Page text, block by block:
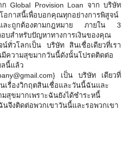
Global Provision Loan จาก บริษัท
อกาสนี้เพื่อบอกคุณทุกอย่างการพิสูจน์
งและถูกต้องตามกฎหมาย ภายใน 3
บสำหรับปัญหาทางการเงินของคุณ
น์ทั่วโลกเป็น บริษัท สินเชื่อเดียวที่เรา
ความสุขมากวันนี้ดังนั้นโปรดติดต่อ
ลนี้แล้ว
เป็น บริษัท เดียวที่
เรื่องวิกฤตสินเชื่อและวันนี้ฉันและ
สุขมากเพราะฉันยังได้ชำระหนี้
จึงติดต่อพวกเขาวันนี้และรอพวกเขา